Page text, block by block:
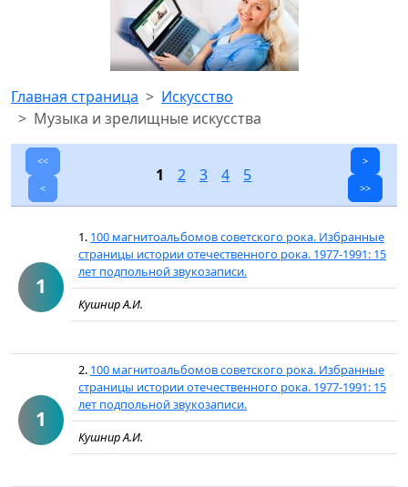
Главная страница
Искусство
Музыка и зрелищные искусства
<<
<
1 2 3 4 5
>
>>
1
1. 100 магнитоальбомов советского рока. Избранные
страницы истории отечественного рока. 1977-1991: 15
лет подпольной звукозаписи.
Кушнир А.И.
1
2. 100 магнитоальбомов советского рока. Избранные
страницы истории отечественного рока. 1977-1991: 15
лет подпольной звукозаписи.
Кушнир А.И.